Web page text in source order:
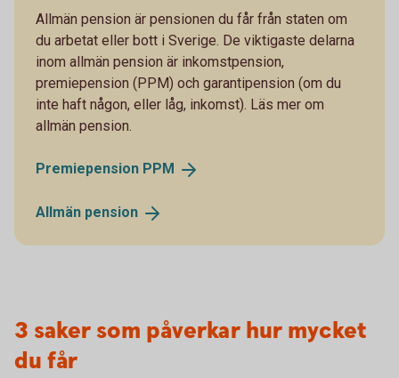
Allmän pension är pensionen du får från staten om
du arbetat eller bott i Sverige. De viktigaste delarna
inom allmän pension är inkomstpension,
premiepension (PPM) och garantipension (om du
inte haft någon, eller låg, inkomst). Läs mer om
allmän pension.
Premiepension PPM
Allmän pension
3 saker som påverkar hur mycket
du får